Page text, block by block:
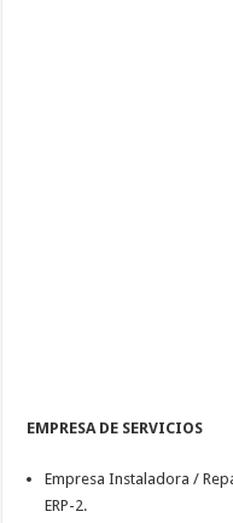
EMPRESA DE SERVICIOS
Empresa Instaladora /
ERP-2.